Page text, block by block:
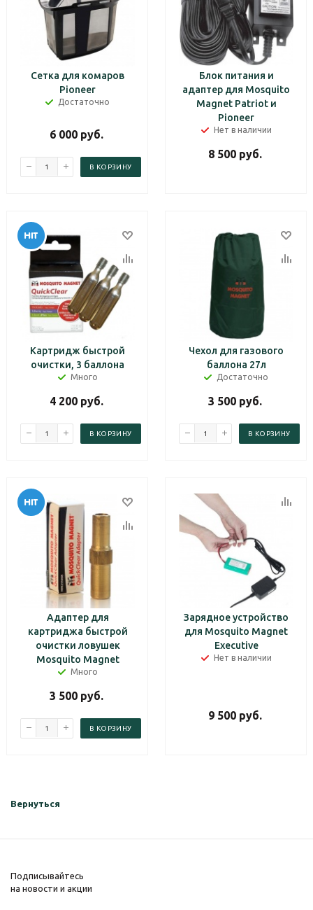
Сетка для комаров
Pioneer
Достаточно
6 000руб.
В КОРЗИНУ
Блок питания и
адаптер для Mosquito
Magnet Patriot и
Pioneer
Нет в наличии
8 500руб.
Картридж быстрой
очистки, 3 баллона
Много
4 200руб.
В КОРЗИНУ
Чехол для газового
баллона 27л
Достаточно
3 500руб.
В КОРЗИНУ
Адаптер для
картриджа быстрой
очистки ловушек
Mosquito Magnet
Много
3 500руб.
В КОРЗИНУ
Зарядное устройство
для Mosquito Magnet
Executive
Нет в наличии
9 500руб.
Вернуться
Подписывайтесь
на новости и акции